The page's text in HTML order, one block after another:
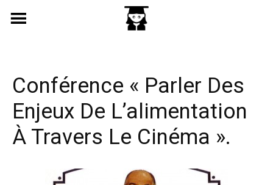
Conférence « Parler Des
Enjeux De L’alimentation
À Travers Le Cinéma ».